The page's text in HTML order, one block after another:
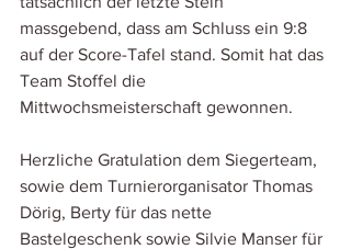
massgebend, dass am Schluss ein 9:8
auf der Score-Tafel stand. Somit hat das
Team Stoffel die
Mittwochsmeisterschaft gewonnen.
Herzliche Gratulation dem Siegerteam,
sowie dem Turnierorganisator Thomas
Dörig, Berty für das nette
Bastelgeschenk sowie Silvie Manser für